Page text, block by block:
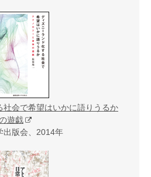
会で希望はいかに語りうるか
遊戯
出版会、2014年